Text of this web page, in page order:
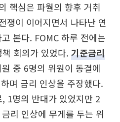
핵심은 파월의 향후 거취
쟁이 이어지면서 나타난 연
본다. FOMC 하루 전에는
회의가 있었다. 기준금리
중 6명의 위원이 동결에
며 금리 인상을 주장했다.
1명의 반대가 있었지만 2
리 인상에 무게를 두는 위